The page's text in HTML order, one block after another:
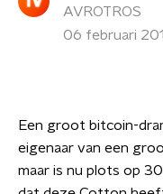
AVROTROS
06 februari
Een groot bitcoin-
eigenaar van een
maar is nu plots op